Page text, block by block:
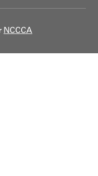
NCCCA